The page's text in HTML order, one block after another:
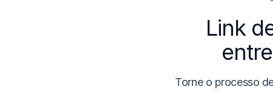
Link
Torne o processo